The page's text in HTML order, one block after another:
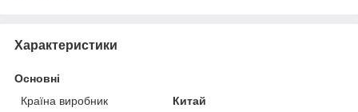
Характеристики
Основні
Країна виробник
Китай